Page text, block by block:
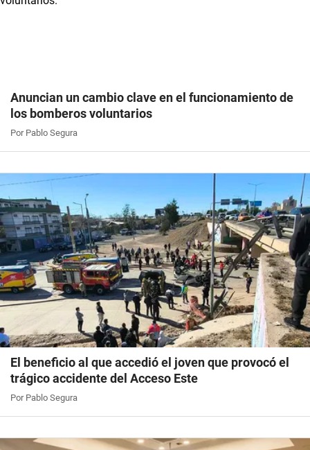
Anuncian un cambio clave en el funcionamiento de
los bomberos voluntarios
Por Pablo Segura
El beneficio al que accedió el joven que provocó el
trágico accidente del Acceso Este
Por Pablo Segura